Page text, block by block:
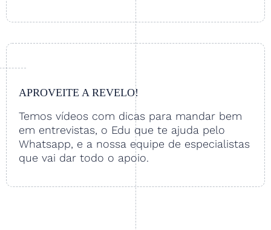
APROVEITE A REVELO!
Temos vídeos com dicas para mandar bem
em entrevistas, o Edu que te ajuda pelo
Whatsapp, e a nossa equipe de especialistas
que vai dar todo o apoio.